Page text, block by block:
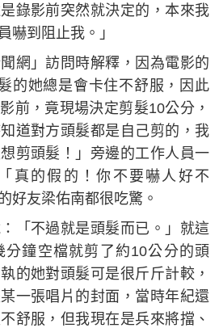
錄影前突然就決定的，本來我
嚇到阻止我。」
網」訪問時解釋，因為電影的
的她總是會卡住不舒服，因此
前，竟現場決定剪髮10公分，
道對方頭髮都是自己剪的，我
剪頭髮！」旁邊的工作人員一
真的假的！你不要嚇人好不
好友梁佑南都很吃驚。
「不過就是頭髮而已。」就這
鐘空檔就剪了約10公分的頭
的她對頭髮可是很斤斤計較，
一張唱片的封面，當時年紀還
舒服，但我現在是兵來將擋、